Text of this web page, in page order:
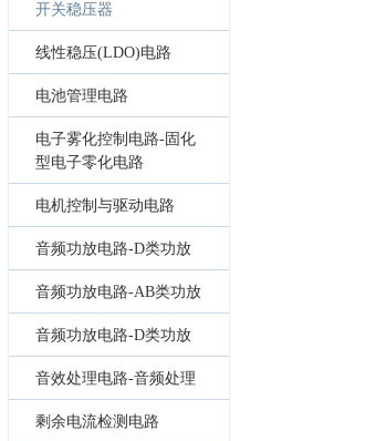
开关稳压器
线性稳压(LDO)电路
电池管理电路
电子雾化控制电路-固化
型电子零化电路
电机控制与驱动电路
音频功放电路-D类功放
音频功放电路-AB类功放
音频功放电路-D类功放
音效处理电路-音频处理
剩余电流检测电路